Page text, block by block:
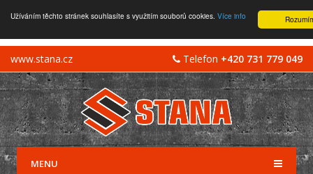
Užíváním těchto stránek souhlasíte s využitím souborů cookies. Více info
Telefon +420 731 779 049
www.stana.cz
MENU